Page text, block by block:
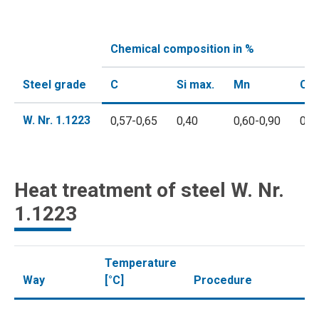
Steel grade
Chemical composition in %
C Si max. Mn Cr
W. Nr. 1.1223 0,57-0,65 0,40 0,60-0,90
Heat treatment of steel W. Nr.
1.1223
Way
Temperature
[°C]
Procedure